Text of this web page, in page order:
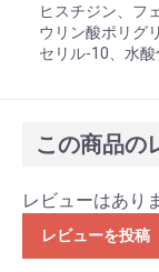
ヒスチジン、フ
ウリン酸ポリグ
セリル-10、水
この商品の
レビューはあり
レビューを投稿